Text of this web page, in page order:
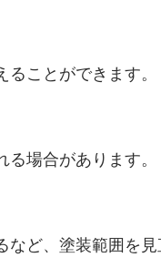
ことができます。
場合があります。
ど、塗装範囲を